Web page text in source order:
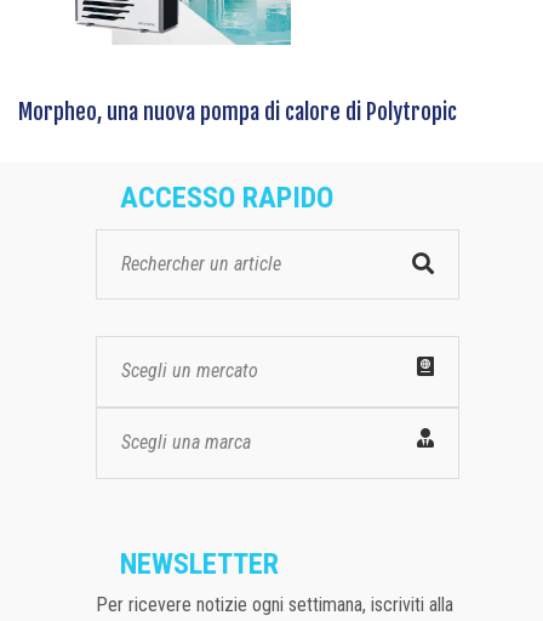
Morpheo, una nuova pompa di calore di Polytropic
ACCESSO RAPIDO
Scegli un mercato
Scegli una marca
NEWSLETTER
Per ricevere notizie ogni settimana, iscriviti alla